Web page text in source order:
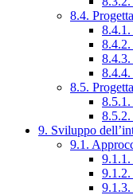
8.4.
8.4.2.
8.4.3.
8.4.4.
8.5.
9. Sviluppo
9.1.
9.1.2.